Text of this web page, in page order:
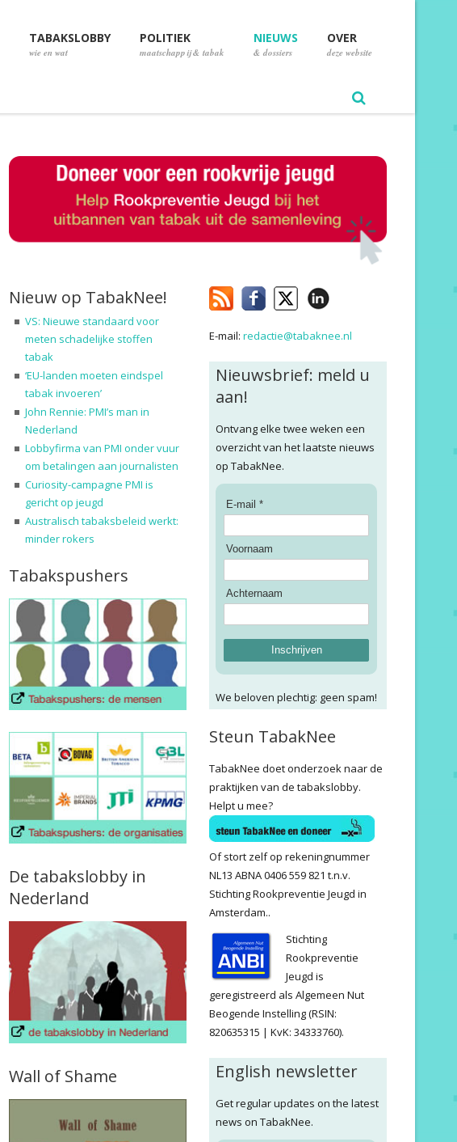
TABAKSLOBBY
wie en wat
POLITIEK
maatschappij & tabak
NIEUWS
& dossiers
OVER
deze website
Nieuw op TabakNee!
VS: Nieuwe standaard voor
meten schadelijke stoffen
tabak
‘EU-landen moeten eindspel
tabak invoeren’
John Rennie: PMI’s man in
Nederland
Lobbyfirma van PMI onder vuur
om betalingen aan journalisten
Curiosity-campagne PMI is
gericht op jeugd
Australisch tabaksbeleid werkt:
minder rokers
Tabakspushers
De tabakslobby in
Nederland
Wall of Shame
E-mail:redactie@tabaknee.nl
Nieuwsbrief: meld u
aan!
Ontvang elke twee weken een
overzicht van het laatste nieuws
op TabakNee.
E-mail *
Voornaam
Achternaam
Inschrijven
We beloven plechtig: geen spam!
Steun TabakNee
TabakNee doet onderzoek naar de
praktijken van de tabakslobby.
Helpt u mee?
Of stort zelf op rekeningnummer
NL13 ABNA 0406 559 821 t.n.v.
Stichting Rookpreventie Jeugd in
Amsterdam..
Stichting
Rookpreventie
Jeugd is
geregistreerd als Algemeen Nut
Beogende Instelling (RSIN:
820635315 | KvK: 34333760).
English newsletter
Get regular updates on the latest
news on TabakNee.